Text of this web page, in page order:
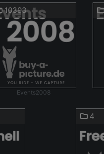
10393
Events2008
4